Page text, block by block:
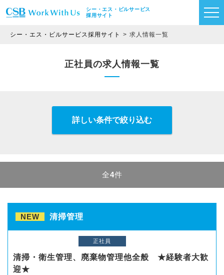
シー・エス・ビルサービス
採用サイト
シー・エス・ビルサービス採用サイト 求人情報一覧
正社員の求人情報一覧
詳しい条件で絞り込む
全4件
NEW 清掃管理
正社員
清掃・衛生管理、廃棄物管理他全般 ★経験者大歓
迎★